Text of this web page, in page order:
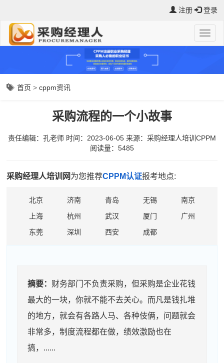
注册 登录
首页 >cppm资讯
采购流程的一个小故事
责任编辑：孔老师 时间：2023-06-05 来源： 采购经理人培训CPPM
阅读量：5485
采购经理人培训网为您推荐CPPM认证报考地点:
北京 济南 青岛 无锡
南京
上海
杭州 武汉 厦门
广州
东莞
深圳 西安 成都
摘要： 财务部门不负责采购，但采购是企业花钱
最大的一块，你就不能不去关心。而凡是钱扎堆
的地方，就会有各路人马、各种伎俩，问题就会
非常多，制度流程都在做，绩效激励也在
搞，......